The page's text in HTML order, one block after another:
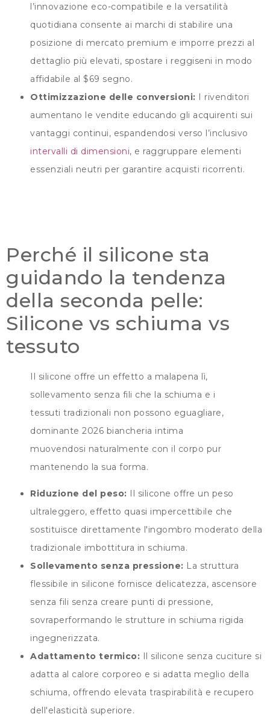
l’innovazione eco-compatibile e la versatilità
quotidiana consente ai marchi di stabilire una
posizione di mercato premium e imporre prezzi al
dettaglio più elevati, spostare i reggiseni in modo
affidabile al $69 segno.
Ottimizzazione delle conversioni: I rivenditori
aumentano le vendite educando gli acquirenti sui
vantaggi continui, espandendosi verso l’inclusivo
intervalli di dimensioni, e raggruppare elementi
essenziali neutri per garantire acquisti ricorrenti.
Perché il silicone sta
guidando la tendenza
della seconda pelle:
Silicone vs schiuma vs
tessuto
Il silicone offre un effetto a malapena lì,
sollevamento senza fili che la schiuma e i
tessuti tradizionali non possono eguagliare,
dominante 2026 biancheria intima
muovendosi naturalmente con il corpo pur
mantenendo la sua forma.
Riduzione del peso: Il silicone offre un peso
ultraleggero, effetto quasi impercettibile che
sostituisce direttamente l'ingombro moderato della
tradizionale imbottitura in schiuma.
Sollevamento senza pressione: La struttura
flessibile in silicone fornisce delicatezza, ascensore
senza fili senza creare punti di pressione,
sovraperformando le strutture in schiuma rigida
ingegnerizzata.
Adattamento termico: Il silicone senza cuciture si
adatta al calore corporeo e si adatta meglio della
schiuma, offrendo elevata traspirabilità e recupero
dell'elasticità superiore.